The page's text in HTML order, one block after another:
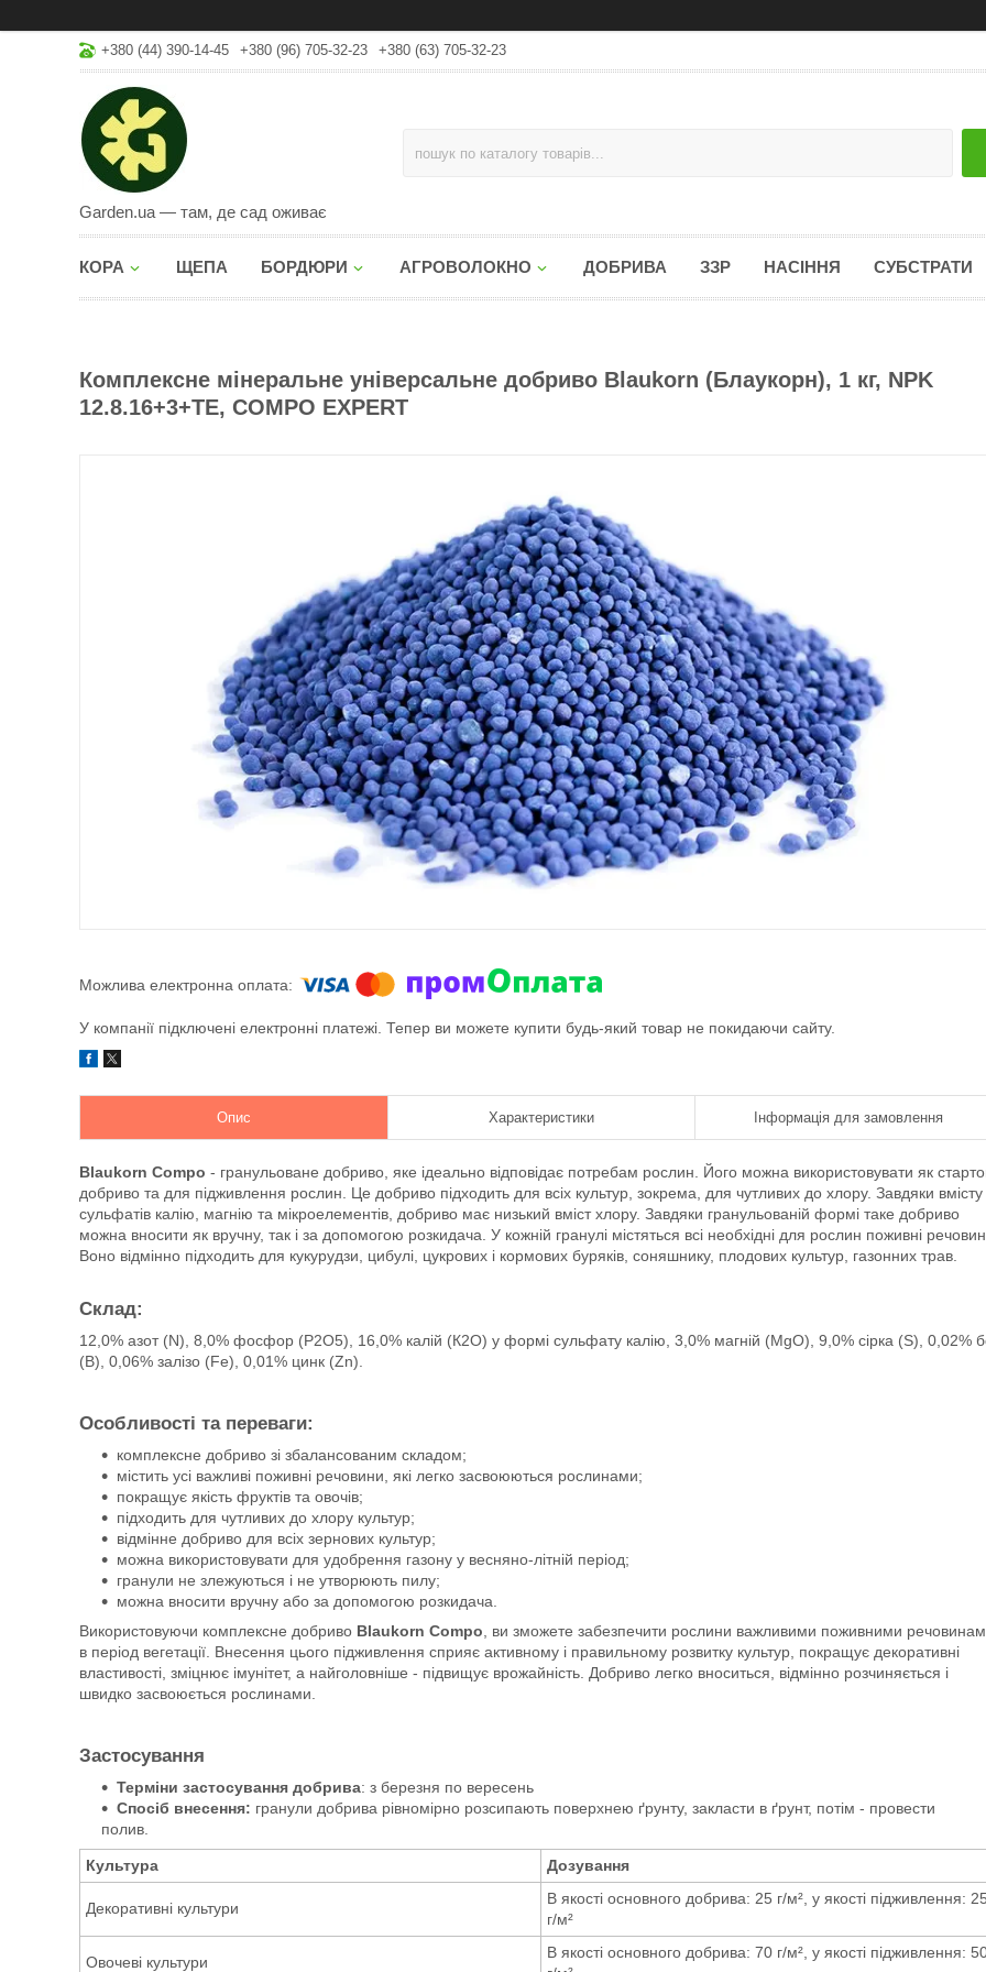
+380 (44) 390-14-45 +380 (96) 705-32-23 +380 (63) 705-32-23
Garden.ua — там, де сад оживає
КОРА ЩЕПА БОРДЮРИ АГРОВОЛОКНО ДОБРИВА ЗЗР НАСІННЯ СУБСТРАТИ
Комплексне мінеральне універсальне добриво Blaukorn (Блаукорн), 1 кг, NPK
12.8.16+3+ТЕ, COMPO EXPERT
У компанії підключені електронні платежі. Тепер ви можете купити будь-який товар не покидаючи сайту.
Опис Характеристики Інформація для замовлення
Blaukorn Compo - гранульоване добриво, яке ідеально відповідає потребам рослин. Його можна використовувати як
добриво та для підживлення рослин. Це добриво підходить для всіх культур, зокрема, для чутливих до хлору. Завдяки вмісту
сульфатів калію, магнію та мікроелементів, добриво має низький вміст хлору. Завдяки гранульованій формі таке добриво
можна вносити як вручну, так і за допомогою розкидача. У кожній гранулі містяться всі необхідні для рослин поживні
Воно відмінно підходить для кукурудзи, цибулі, цукрових і кормових буряків, соняшнику, плодових культур, газонних трав.
Склад:
12,0% азот (N), 8,0% фосфор (Р2О5), 16,0% калій (К2O) у формі сульфату калію, 3,0% магній (МgО), 9,0% сірка (S), 0,02%
(В), 0,06% залізо (Fe), 0,01% цинк (Zn).
Особливості та переваги:
комплексне добриво зі збалансованим складом;
містить усі важливі поживні речовини, які легко засвоюються рослинами;
покращує якість фруктів та овочів;
підходить для чутливих до хлору культур;
відмінне добриво для всіх зернових культур;
можна використовувати для удобрення газону у весняно-літній період;
гранули не злежуються і не утворюють пилу;
можна вносити вручну або за допомогою розкидача.
Використовуючи комплексне добриво Blaukorn Compo , ви зможете забезпечити рослини важливими поживними
в період вегетації. Внесення цього підживлення сприяє активному і правильному розвитку культур, покращує декоративні
властивості, зміцнює імунітет, а найголовніше - підвищує врожайність. Добриво легко вноситься, відмінно розчиняється і
швидко засвоюється рослинами.
Застосування
Терміни застосування добрива: з березня по вересень
Спосіб внесення: гранули добрива рівномірно розсипають поверхнею ґрунту, закласти в ґрунт, потім - провести
полив.
Культура Дозування
Декоративні культури
В якості основного добрива: 25 г/м², у якості підживлення: 25
г/м²
Овочеві культури
В якості основного добрива: 70 г/м², у якості підживлення: